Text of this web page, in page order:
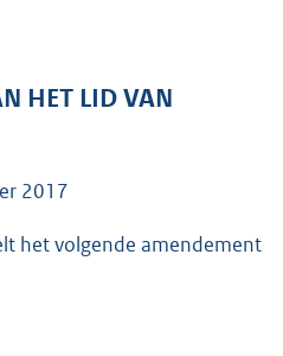
4
HET LID VAN
2017
het volgende amendement